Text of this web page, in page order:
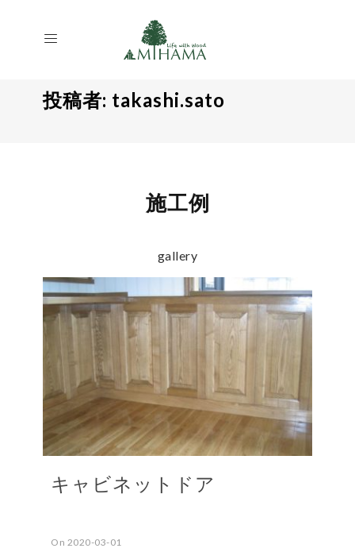
投稿者: takashi.sato
施工例
gallery
キャビネットドア
On 2020-03-01